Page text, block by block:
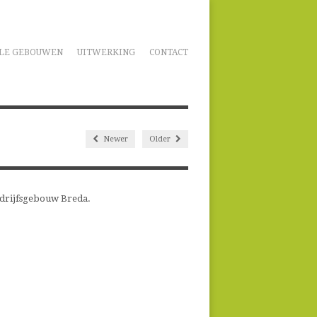
GEBOUWEN UITWERKING CONTACT
Newer Older
Breda.